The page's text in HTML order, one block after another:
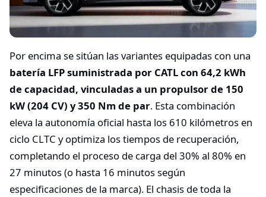
Por encima se sitúan las variantes equipadas con una
batería LFP suministrada por CATL con 64,2 kWh
de capacidad, vinculadas a un propulsor de 150
kW (204 CV) y 350 Nm de par. Esta combinación
eleva la autonomía oficial hasta los 610 kilómetros en
ciclo CLTC y optimiza los tiempos de recuperación,
completando el proceso de carga del 30% al 80% en
27 minutos (o hasta 16 minutos según
especificaciones de la marca). El chasis de toda la